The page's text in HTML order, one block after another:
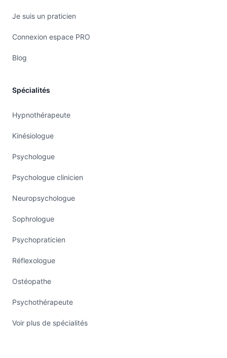
Je suis un praticien
Connexion espace PRO
Blog
Spécialités
Hypnothérapeute
Kinésiologue
Psychologue
Psychologue clinicien
Neuropsychologue
Sophrologue
Psychopraticien
Réflexologue
Ostéopathe
Psychothérapeute
Voir plus de spécialités